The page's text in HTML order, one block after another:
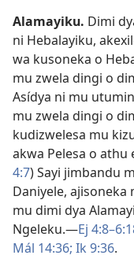
Alamayiku. Dimi
ni Hebalayiku,
wa kusoneka o
mu zwela dingi o
Asídya ni mu
mu zwela dingi o
kudizwelesa mu
akwa Pelesa o athu
4:7) Sayi jimbandu
Daniyele, ajisoneka
mu dimi dya
Ngeleku.—Ej
Mál 14:36; Ik 9:36.